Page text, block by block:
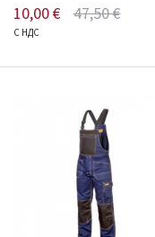
10,00 € 47,50 €
С НДС